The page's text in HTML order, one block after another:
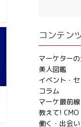
コンテン
マーケター
美人図鑑
イベント・
コラム
マーケ最前線
教えて! CMO
働く・出会